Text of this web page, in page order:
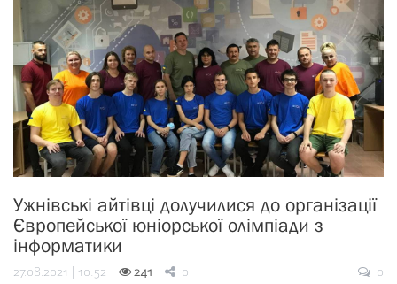
Ужнівські айтівці долучилися до організації
Європейської юніорської олімпіади з
інформатики
27.08.2021 | 10:52 241 0
0